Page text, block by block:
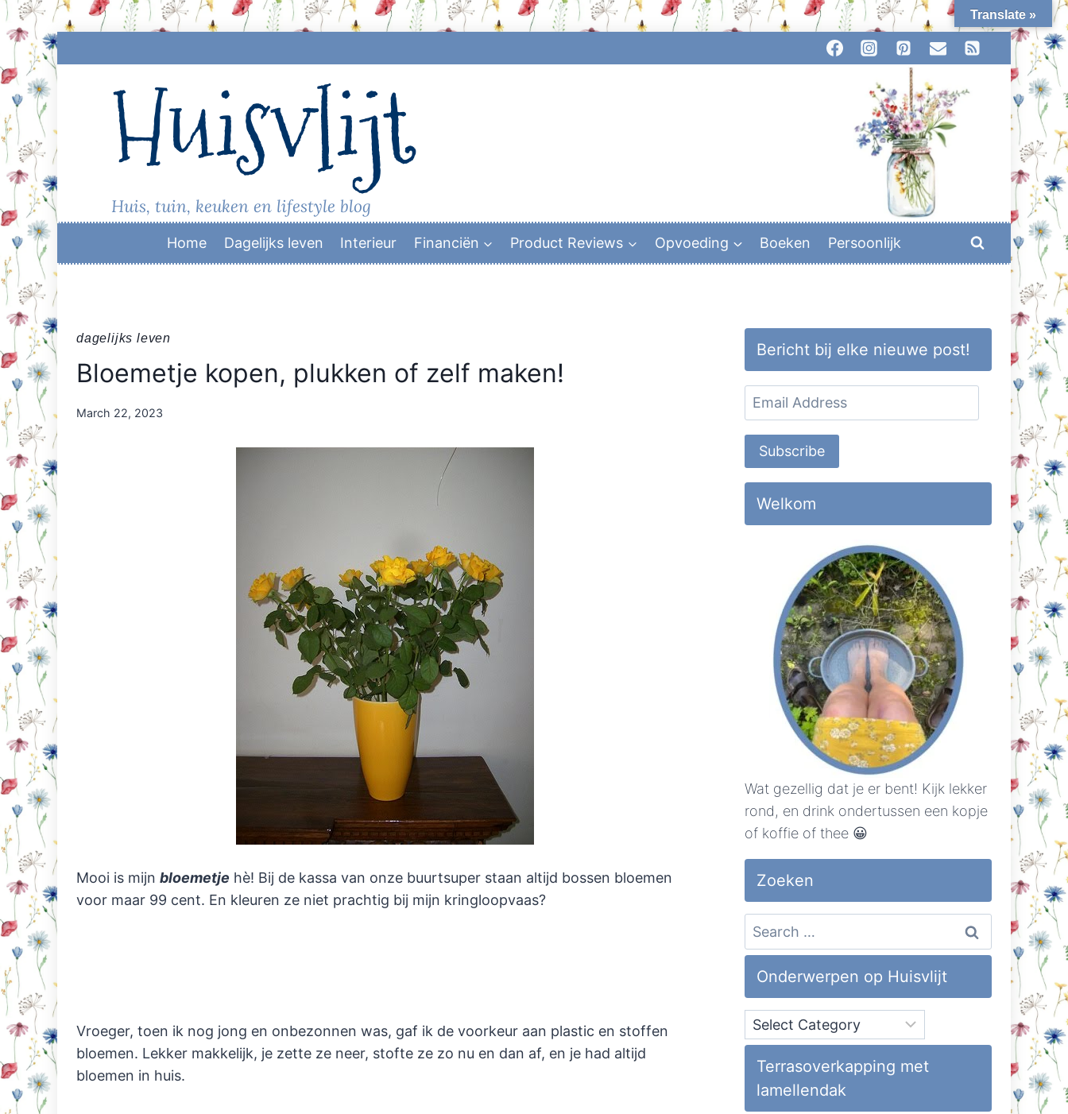
Skip
to
Huisvlijt
Huis, tuin, keuken en lifestyle blog
Home Dagelijks leven Interieur Financiën Product Reviews Opvoeding Boeken Persoonlijk
dagelijks leven
Bloemetje kopen, plukken of zelf maken!
By
March 22, 2023
Mooi is mijn bloemetje hè! Bij de kassa van onze buurtsuper staan altijd bossen bloemen
voor maar 99 cent. En kleuren ze niet prachtig bij mijn kringloopvaas?
Vroeger, toen ik nog jong en onbezonnen was, gaf ik de voorkeur aan plastic en stoffen
bloemen. Lekker makkelijk, je zette ze neer, stofte ze zo nu en dan af, en je had altijd
bloemen in huis.
Bericht bij elke nieuwe post!
Email
Address
Subscribe
Welkom
Wat gezellig dat je er bent! Kijk lekker
rond, en drink ondertussen een kopje
of koffie of thee 😀
Zoeken
Search
for:
Onderwerpen op Huisvlijt
Onderwerpen
op
Huisvlijt
Terrasoverkapping met
lamellendak
Translate »